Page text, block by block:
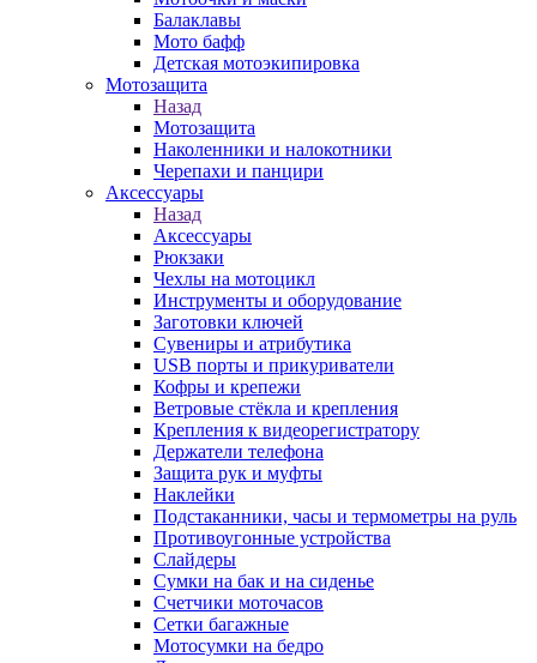
Балаклавы
Мото бафф
Детская мотоэкипировка
Мотозащита
Назад
Мотозащита
Наколенники и налокотники
Черепахи и панцири
Аксессуары
Назад
Аксессуары
Рюкзаки
Чехлы на мотоцикл
Инструменты и оборудование
Заготовки ключей
Сувениры и атрибутика
USB порты и прикуриватели
Кофры и крепежи
Ветровые стёкла и крепления
Крепления к видеорегистратору
Держатели телефона
Защита рук и муфты
Наклейки
Подстаканники, часы и термометры на руль
Противоугонные устройства
Слайдеры
Сумки на бак и на сиденье
Счетчики моточасов
Сетки багажные
Мотосумки на бедро